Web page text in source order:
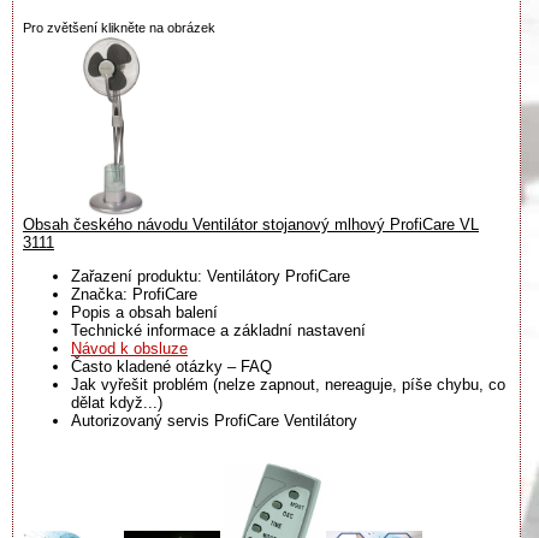
Pro zvětšení klikněte na obrázek
Obsah českého návodu Ventilátor stojanový mlhový ProfiCare VL
3111
Zařazení produktu: Ventilátory ProfiCare
Značka: ProfiCare
Popis a obsah balení
Technické informace a základní nastavení
Návod k obsluze
Často kladené otázky – FAQ
Jak vyřešit problém (nelze zapnout, nereaguje, píše chybu, co
dělat když...)
Autorizovaný servis ProfiCare Ventilátory